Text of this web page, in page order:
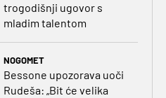
trogodišnji ugovor s
mladim talentom
NOGOMET
Bessone upozorava uoči
Rudeša: „Bit će velika